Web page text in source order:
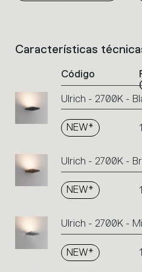
List
Click
on
the
or
icons
to
action.
Características
Código
Ulrich - 2700K -
NEW*
Ulrich - 2700K -
NEW*
Ulrich - 2700K -
NEW*